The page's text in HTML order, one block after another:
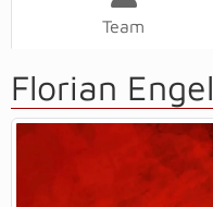
Team
Florian Engel